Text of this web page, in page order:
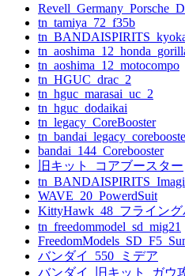
tn_tamiya_72_f35b
tn_aoshima_12_motocompo
tn_HGUC_drac_2
tn_hguc_marasai_uc_2
tn_hguc_dodaikai
tn_legacy_CoreBooster
bandai_144_Corebooster
旧キット_コアブースター
WAVE_20_PowerdSuit
KittyHawk_48_フライン
tn_freedommodel_sd_mig21
バンダイ_550_ミデア
バンダイ_旧キット_ガウ